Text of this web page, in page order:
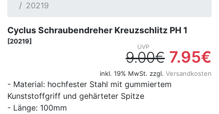
20219
Cyclus Schraubendreher Kreuzschlitz PH 1
[20219]
9.00€ 7.95€
inkl. 19% MwSt. zzgl. Versandkosten
- Material: hochfester Stahl mit gummiertem
Kunststoffgriff und gehärteter Spitze
- Länge: 100mm